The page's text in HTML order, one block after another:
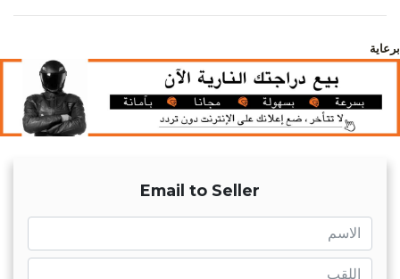
برعاية
Email to Seller